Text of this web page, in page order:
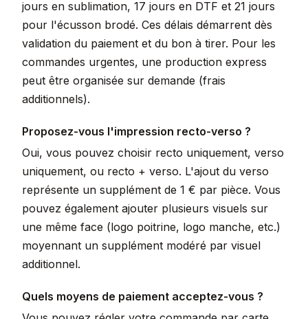
jours en sublimation, 17 jours en DTF et 21 jours
pour l'écusson brodé. Ces délais démarrent dès
validation du paiement et du bon à tirer. Pour les
commandes urgentes, une production express
peut être organisée sur demande (frais
additionnels).
Proposez-vous l'impression recto-verso ?
Oui, vous pouvez choisir recto uniquement, verso
uniquement, ou recto + verso. L'ajout du verso
représente un supplément de 1 € par pièce. Vous
pouvez également ajouter plusieurs visuels sur
une même face (logo poitrine, logo manche, etc.)
moyennant un supplément modéré par visuel
additionnel.
Quels moyens de paiement acceptez-vous ?